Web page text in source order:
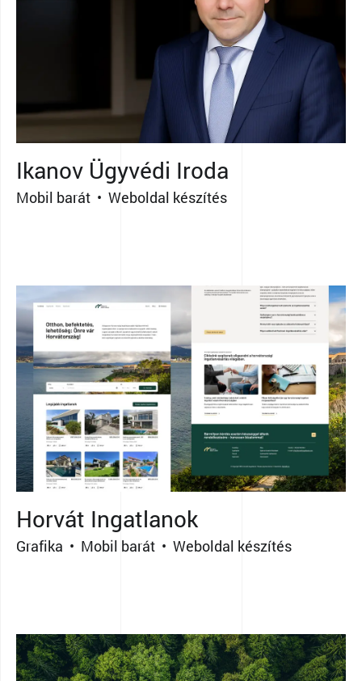
Ikanov Ügyvédi Iroda
Mobil barát • Weboldal készítés
Horvát Ingatlanok
Grafika • Mobil barát • Weboldal készítés